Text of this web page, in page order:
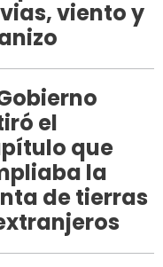
viento y
el
que
la
de tierras